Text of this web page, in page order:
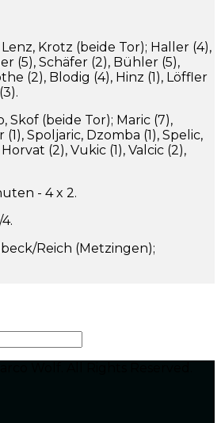
Krotz (beide Tor); Haller (4),
(5), Schäfer (2), Bühler (5),
(2), Blodig (4), Hinz (1), Löffler
Skof (beide Tor); Maric (7),
(1), Spoljaric, Dzomba (1), Spelic,
(2), Vukic (1), Valcic (2),
- 4 x 2.
Reich (Metzingen);